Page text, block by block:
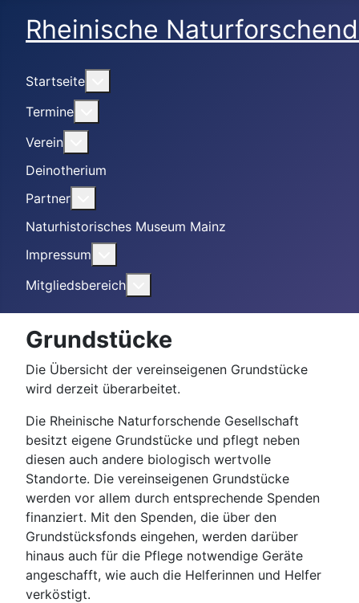
Rheinische
Startseite
Termine
Verein
Deinotherium
Partner
Naturhistorisches Museum Mainz
Impressum
Mitgliedsbereich
Grundstücke
Die Übersicht der vereinseigenen Grundstücke
wird derzeit überarbeitet.
Die Rheinische Naturforschende Gesellschaft
besitzt eigene Grundstücke und pflegt neben
diesen auch andere biologisch wertvolle
Standorte. Die vereinseigenen Grundstücke
werden vor allem durch entsprechende Spenden
finanziert. Mit den Spenden, die über den
Grundstücksfonds eingehen, werden darüber
hinaus auch für die Pflege notwendige Geräte
angeschafft, wie auch die Helferinnen und Helfer
verköstigt.